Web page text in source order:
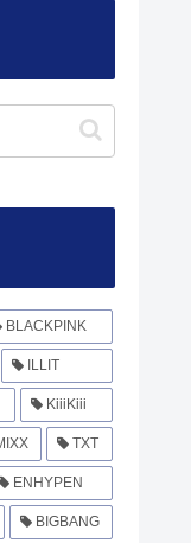
BLACKPINK
ILLIT
KiiiKiii
TXT
ENHYPEN
BIGBANG